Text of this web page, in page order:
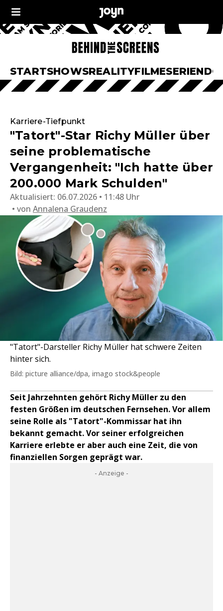
STARTSHOWSREALITYFILMESERIEN
Karriere-Tiefpunkt
"Tatort"-Star Richy Müller über
seine problematische
Vergangenheit: "Ich hatte über
200.000 Mark Schulden"
Aktualisiert: 06.07.2026 • 11:48 Uhr
von Annalena Graudenz
"Tatort"-Darsteller Richy Müller hat schwere Zeiten
hinter sich.
Bild: picture alliance/dpa, imago stock&people
Seit Jahrzehnten gehört Richy Müller zu den
festen Größen im deutschen Fernsehen. Vor allem
seine Rolle als "Tatort"-Kommissar hat ihn
bekannt gemacht. Vor seiner erfolgreichen
Karriere erlebte er aber auch eine Zeit, die von
finanziellen Sorgen geprägt war.
- Anzeige -